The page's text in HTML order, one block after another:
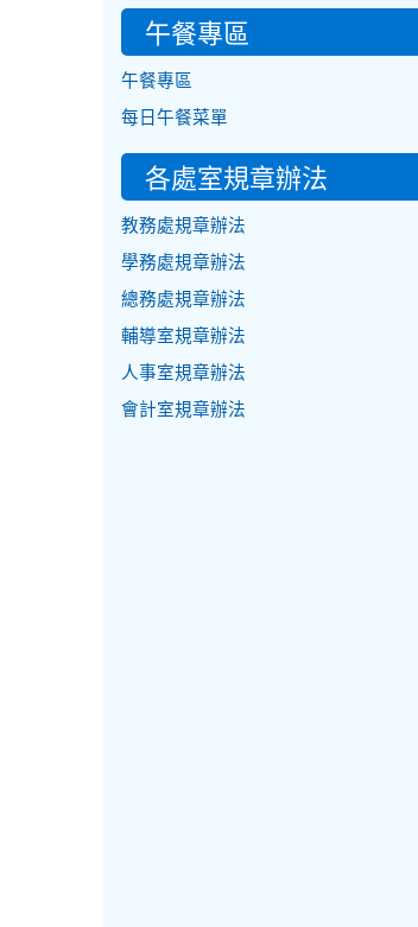
午餐專區
午餐專區
每日午餐菜單
各處室規章辦法
教務處規章辦法
學務處規章辦法
總務處規章辦法
輔導室規章辦法
人事室規章辦法
會計室規章辦法